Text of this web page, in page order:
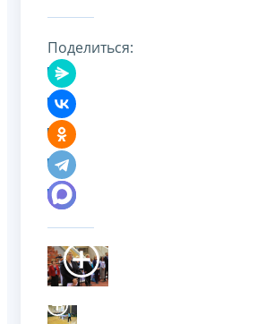
Поделиться: